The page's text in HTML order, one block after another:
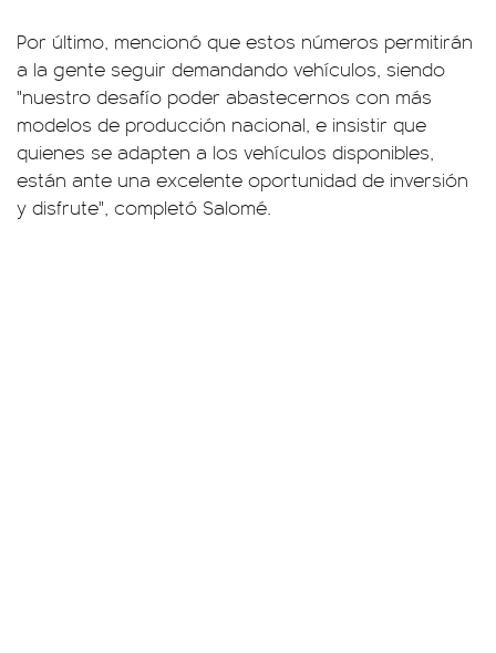
Por último, mencionó que estos números permitirán
a la gente seguir demandando vehículos, siendo
"nuestro desafío poder abastecernos con más
modelos de producción nacional, e insistir que
quienes se adapten a los vehículos disponibles,
están ante una excelente oportunidad de inversión
y disfrute", completó Salomé.